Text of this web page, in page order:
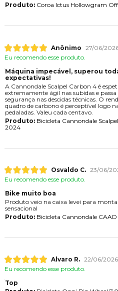
Produto:Coroa Ictus Hollowgram
Anônimo 27/06/
Eu recomendo esse produto.
Máquina impecável, superou
expectativas!
A Cannondale Scalpel Carbon 4 é
extremamente ágil nas subidas e
segurança nas descidas técnicas. O
quadro de carbono é perceptível logo
pedaladas. Valeu cada centavo.
Produto:Bicicleta Cannondale
2024
Osvaldo C. 23/06/
Eu recomendo esse produto.
Bike muito boa
Produto veio na caixa levei para
sensacional
Produto:Bicicleta Cannondale
Alvaro R. 22/06/2026
Eu recomendo esse produto.
Top